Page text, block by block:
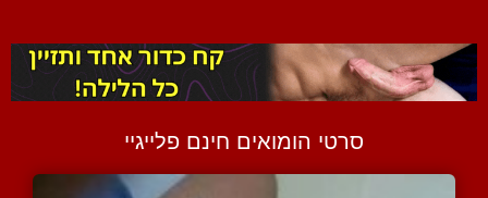
סרטי הומואים חינם פלייגיי